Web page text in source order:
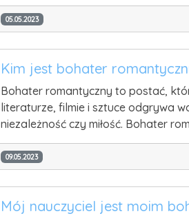
05.05.2023
Kim jest bohater
Bohater romantyczny to postać,
literaturze, filmie i sztuce odgrywa
niezależność czy miłość. Bohater
09.05.2023
Mój nauczyciel jest moim